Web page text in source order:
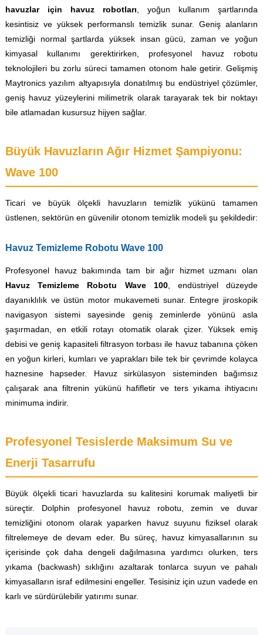
havuzlar için havuz robotları , yoğun kullanım şartlarında
kesintisiz ve yüksek performanslı temizlik sunar. Geniş alanların
temizliği normal şartlarda yüksek insan gücü, zaman ve yoğun
kimyasal kullanımı gerektirirken, profesyonel havuz robotu
teknolojileri bu zorlu süreci tamamen otonom hale getirir. Gelişmiş
Maytronics yazılım altyapısıyla donatılmış bu endüstriyel çözümler,
geniş havuz yüzeylerini milimetrik olarak tarayarak tek bir noktayı
bile atlamadan kusursuz hijyen sağlar.
Büyük Havuzların Ağır Hizmet Şampiyonu:
Wave 100
Ticari ve büyük ölçekli havuzların temizlik yükünü tamamen
üstlenen, sektörün en güvenilir otonom temizlik modeli şu şekildedir:
Havuz Temizleme Robotu Wave 100
Profesyonel havuz bakımında tam bir ağır hizmet uzmanı olan
Havuz Temizleme Robotu Wave 100, endüstriyel düzeyde
dayanıklılık ve üstün motor mukavemeti sunar. Entegre jiroskopik
navigasyon sistemi sayesinde geniş zeminlerde yönünü asla
şaşırmadan, en etkili rotayı otomatik olarak çizer. Yüksek emiş
debisi ve geniş kapasiteli filtrasyon torbası ile havuz tabanına çöken
en yoğun kirleri, kumları ve yaprakları bile tek bir çevrimde kolayca
haznesine hapseder. Havuz sirkülasyon sisteminden bağımsız
çalışarak ana filtrenin yükünü hafifletir ve ters yıkama ihtiyacını
minimuma indirir.
Profesyonel Tesislerde Maksimum Su ve
Enerji Tasarrufu
Büyük ölçekli ticari havuzlarda su kalitesini korumak maliyetli bir
süreçtir. Dolphin profesyonel havuz robotu, zemin ve duvar
temizliğini otonom olarak yaparken havuz suyunu fiziksel olarak
filtrelemeye de devam eder. Bu süreç, havuz kimyasallarının su
içerisinde çok daha dengeli dağılmasına yardımcı olurken, ters
yıkama (backwash) sıklığını azaltarak tonlarca suyun ve pahalı
kimyasalların israf edilmesini engeller. Tesisiniz için uzun vadede en
karlı ve sürdürülebilir yatırımı sunar.